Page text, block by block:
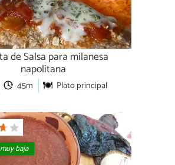
de Salsa para milanesa
napolitana
45m Plato principal
baja